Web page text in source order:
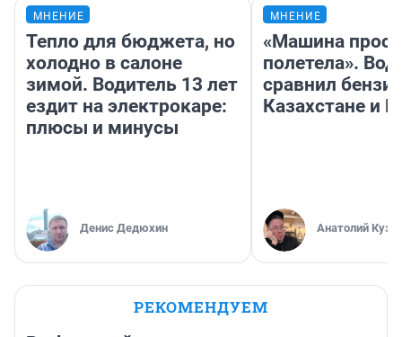
МНЕНИЕ
Тепло для бюджета, но
холодно в салоне
зимой. Водитель 13 лет
ездит на электрокаре:
плюсы и минусы
Денис Дедюхин
МНЕНИЕ
«Машина
полетела».
сравнил
Казахстане и
Анатолий
РЕКОМЕНДУЕМ